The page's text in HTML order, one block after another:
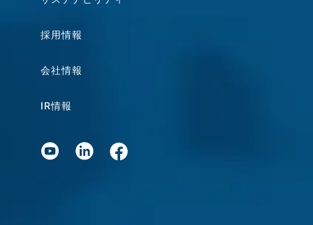
採用情報
会社情報
IR情報